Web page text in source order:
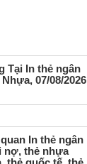
Tại In thẻ ngân
07/08/2026
In thẻ ngân
nợ, thẻ nhựa